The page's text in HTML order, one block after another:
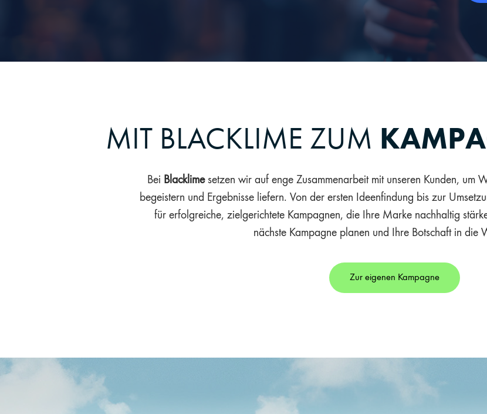
MIT BLACKLIME ZUM
Bei Blacklimesetzen wir auf enge Zusammenarbeit mit unseren Kunden, um
begeistern und Ergebnisse liefern. Von der ersten Ideenfindung bis zur
für erfolgreiche, zielgerichtete Kampagnen, die Ihre Marke nachhaltig
nächste Kampagne planen und Ihre Botschaft in die
Zur eigenen Kampagne